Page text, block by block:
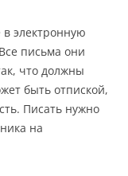
электронную
письма они
что должны
быть отпиской,
Писать нужно
на